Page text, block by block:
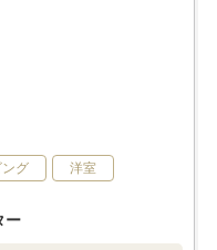
ング 洋室
ー